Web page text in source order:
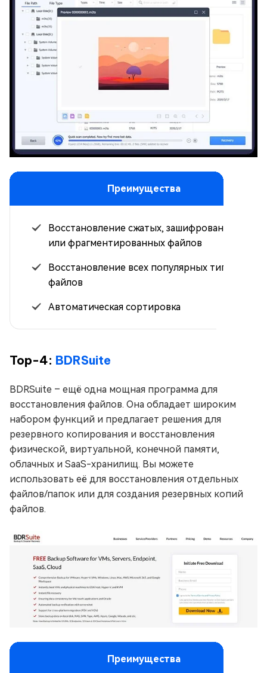
Преимущества
Восстановление сжатых, зашифрованных
или фрагментированных файлов
Восстановление всех популярных типов
файлов
Автоматическая сортировка
Top-4: BDRSuite
BDRSuite – ещё одна мощная программа для
восстановления файлов. Она обладает широким
набором функций и предлагает решения для
резервного копирования и восстановления
физической, виртуальной, конечной памяти,
облачных и SaaS-хранилищ. Вы можете
использовать её для восстановления отдельных
файлов/папок или для создания резервных копий
файлов.
Преимущества